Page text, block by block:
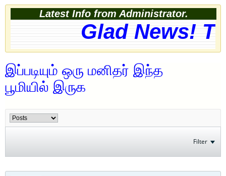
Latest Info from Administrator.
Glad News!
இப்படியும் ஒரு மனிதர் இந்த
பூமியில் இருக
Filter